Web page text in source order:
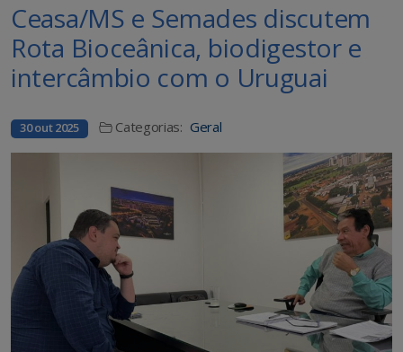
Ceasa/MS e Semades discutem
Rota Bioceânica, biodigestor e
intercâmbio com o Uruguai
30 out 2025 Categorias: Geral